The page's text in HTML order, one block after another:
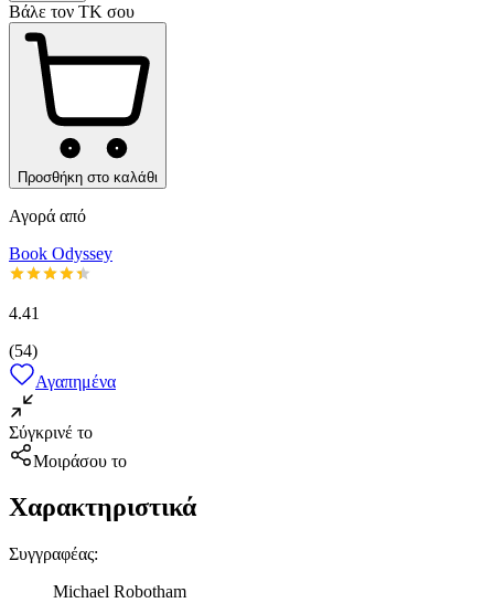
Βάλε τον ΤΚ σου
Προσθήκη στο καλάθι
Αγορά από
Book Odyssey
4.41
(54)
Αγαπημένα
Σύγκρινέ το
Μοιράσου το
Χαρακτηριστικά
Συγγραφέας:
Michael Robotham